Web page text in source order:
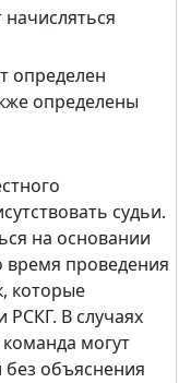
начисляться
определен
определены
судьи.
на основании
проведения
которые
РСКГ. В случаях
могут
объяснения